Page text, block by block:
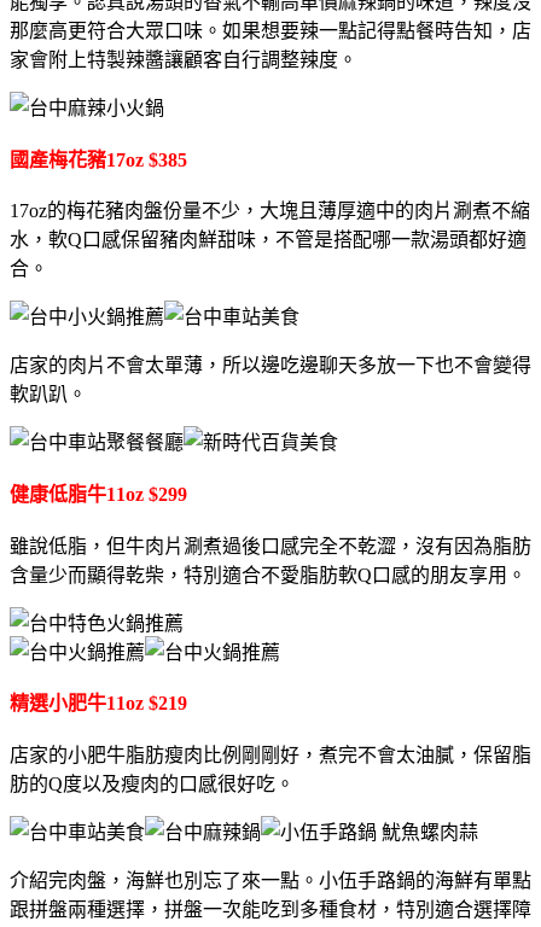
那麼高更符合大眾口味。如果想要辣一點記得點餐時告知，店
家會附上特製辣醬讓顧客自行調整辣度。
國產梅花豬17oz $385
17oz的梅花豬肉盤份量不少，大塊且薄厚適中的肉片涮煮不縮
水，軟Q口感保留豬肉鮮甜味，不管是搭配哪一款湯頭都好適
合。
店家的肉片不會太單薄，所以邊吃邊聊天多放一下也不會變得
軟趴趴。
健康低脂牛11oz $299
雖說低脂，但牛肉片涮煮過後口感完全不乾澀，沒有因為脂肪
含量少而顯得乾柴，特別適合不愛脂肪軟Q口感的朋友享用。
精選小肥牛11oz $219
店家的小肥牛脂肪瘦肉比例剛剛好，煮完不會太油膩，保留脂
肪的Q度以及瘦肉的口感很好吃。
介紹完肉盤，海鮮也別忘了來一點。小伍手路鍋的海鮮有單點
跟拼盤兩種選擇，拼盤一次能吃到多種食材，特別適合選擇障